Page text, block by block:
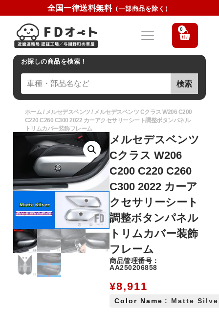
全国一律送料無料（一部商品を除く）
0
お探しの商品を検索！
検索
ホーム / メルセデスベンツ / メルセデスベンツ Cクラス W206 C200
C220 C260 C300 2022 カーアクセサリーシート調整ボタンパネル
トリムカバー装飾フレーム
メルセデスベンツ
Cクラス W206
C200 C220 C260
C300 2022 カーア
クセサリーシート
調整ボタンパネル
トリムカバー装飾
フレーム
商品管理番号：
AA250206858
¥8,911
Color Name : Matte